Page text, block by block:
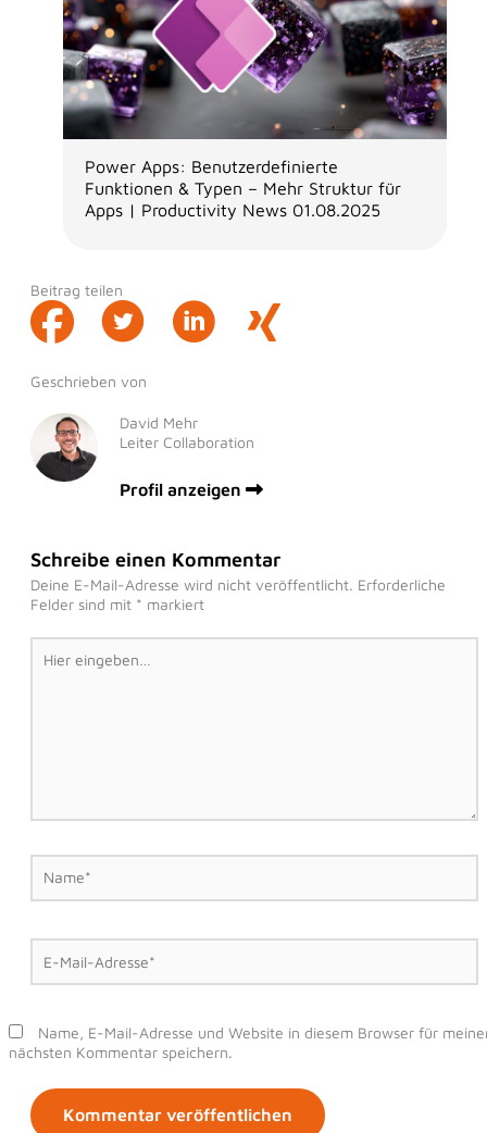
Power Apps: Benutzerdefinierte
Funktionen & Typen – Mehr Struktur für
Apps | Productivity News 01.08.2025
Beitrag teilen
Geschrieben von
David Mehr
Leiter Collaboration
Profil anzeigen
Schreibe einen Kommentar
Deine E-Mail-Adresse wird nicht veröffentlicht. Erforderliche
Felder sind mit * markiert
Hier
eingeben…
Name*
E-
Mail-
Adresse*
Name, E-Mail-Adresse und Website in diesem Browser für
nächsten Kommentar speichern.